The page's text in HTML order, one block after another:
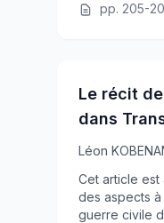
pp. 205-
Le récit
dans
Léon
Cet article est
des aspects
guerre civile